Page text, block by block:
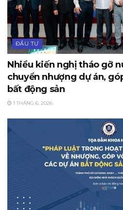
ĐẦU TƯ
Nhiều kiến nghị tháo gỡ
chuyển nhượng dự án,
bất động sản
1 THÁNG 6, 2026